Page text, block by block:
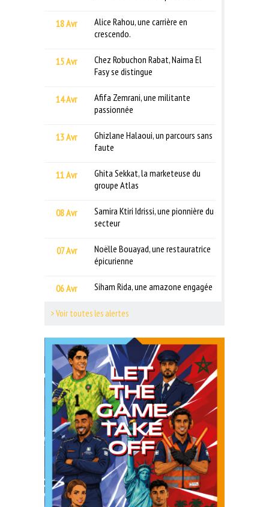
18 Avr
Alice Rahou, une carrière en
crescendo.
15 Avr
Chez Robuchon Rabat, Naima El
Fasy se distingue
14 Avr
Afifa Zemrani, une militante
passionnée
13 Avr
Ghizlane Halaoui, un parcours sans
faute
11 Avr
Ghita Sekkat, la marketeuse du
groupe Atlas
08 Avr
Samira Ktiri Idrissi, une pionnière du
secteur
07 Avr
Noëlle Bouayad, une restauratrice
épicurienne
06 Avr Siham Rida, une amazone engagée
> Voir toutes les alertes